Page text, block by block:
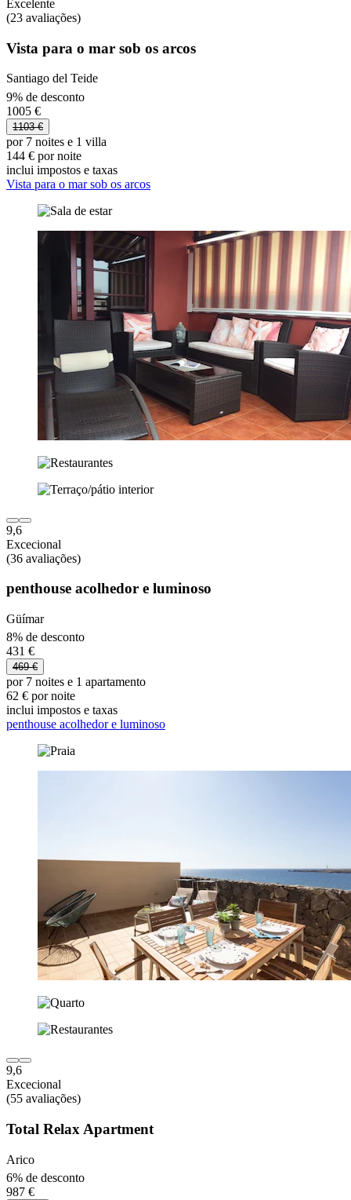
Excelente
(23 avaliações)
Vista para o mar sob os arcos
Santiago del Teide
9% de desconto
1005 €
1103 €
por 7 noites e 1 villa
144 € por noite
inclui impostos e taxas
Vista para o mar sob os arcos
9,6
Excecional
(36 avaliações)
penthouse acolhedor e luminoso
Güímar
8% de desconto
431 €
469 €
por 7 noites e 1 apartamento
62 € por noite
inclui impostos e taxas
penthouse acolhedor e luminoso
9,6
Excecional
(55 avaliações)
Total Relax Apartment
Arico
6% de desconto
987 €